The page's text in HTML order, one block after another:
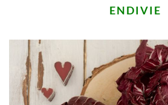
ENDIVIE